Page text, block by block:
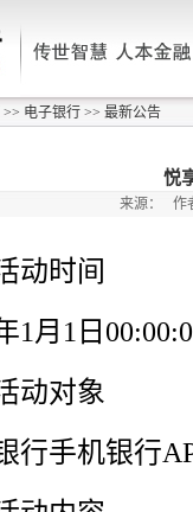
>> 电子银行 >> 最新公告
悦
来源： 作